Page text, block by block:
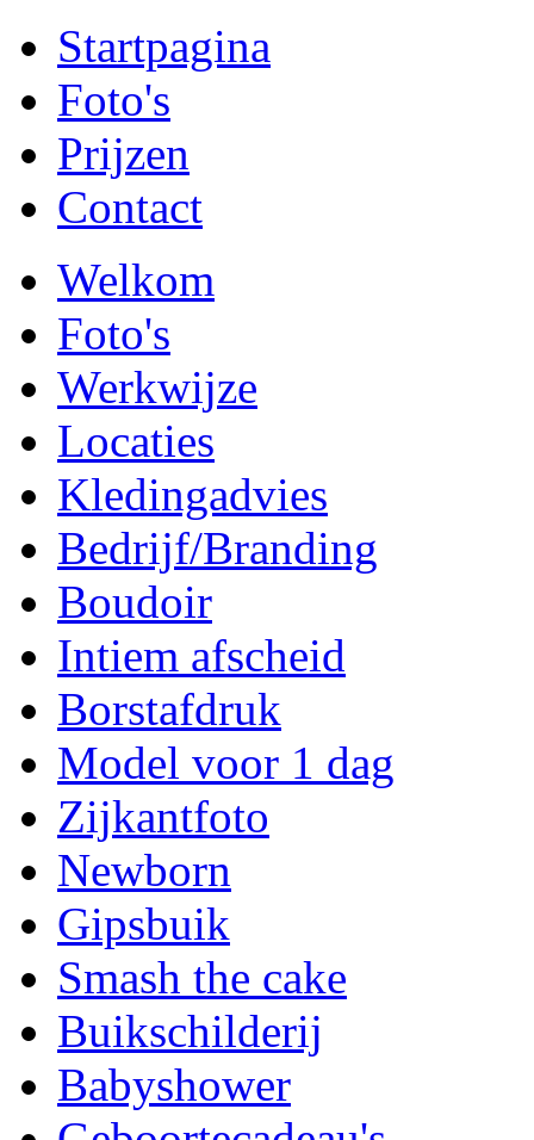
Startpagina
Foto's
Prijzen
Contact
Welkom
Foto's
Werkwijze
Locaties
Kledingadvies
Bedrijf/Branding
Boudoir
Intiem afscheid
Borstafdruk
Model voor 1 dag
Zijkantfoto
Newborn
Gipsbuik
Smash the cake
Buikschilderij
Babyshower